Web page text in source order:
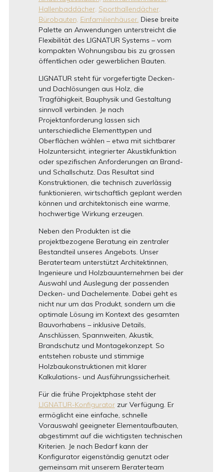
Hallenbaddächer, Sporthallendächer,
Bürobauten, Einfamilienhäuser. Diese breite
Palette an Anwendungen unterstreicht die
Flexibilität des LIGNATUR Systems – vom
kompakten Wohnungsbau bis zu grossen
öffentlichen oder gewerblichen Bauten.
LIGNATUR steht für vorgefertigte Decken-
und Dachlösungen aus Holz, die
Tragfähigkeit, Bauphysik und Gestaltung
sinnvoll verbinden. Je nach
Projektanforderung lassen sich
unterschiedliche Elementtypen und
Oberflächen wählen – etwa mit sichtbarer
Holzuntersicht, integrierter Akustikfunktion
oder spezifischen Anforderungen an Brand-
und Schallschutz. Das Resultat sind
Konstruktionen, die technisch zuverlässig
funktionieren, wirtschaftlich geplant werden
können und architektonisch eine warme,
hochwertige Wirkung erzeugen.
Neben den Produkten ist die
projektbezogene Beratung ein zentraler
Bestandteil unseres Angebots. Unser
Beraterteam unterstützt Architektinnen,
Ingenieure und Holzbauunternehmen bei der
Auswahl und Auslegung der passenden
Decken- und Dachelemente. Dabei geht es
nicht nur um das Produkt, sondern um die
optimale Lösung im Kontext des gesamten
Bauvorhabens – inklusive Details,
Anschlüssen, Spannweiten, Akustik,
Brandschutz und Montagekonzept. So
entstehen robuste und stimmige
Holzbaukonstruktionen mit klarer
Kalkulations- und Ausführungssicherheit.
Für die frühe Projektphase steht der
LIGNATUR-Konfiguratorzur Verfügung. Er
ermöglicht eine einfache, schnelle
Vorauswahl geeigneter Elementaufbauten,
abgestimmt auf die wichtigsten technischen
Kriterien. Je nach Bedarf kann der
Konfigurator eigenständig genutzt oder
gemeinsam mit unserem Beraterteam